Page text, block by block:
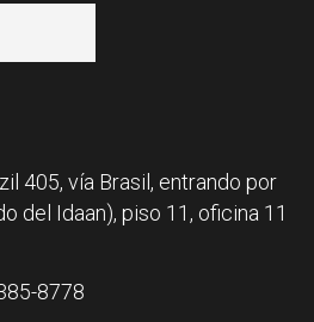
405, vía Brasil, entrando por
del Idaan), piso 11, oficina 11
8778